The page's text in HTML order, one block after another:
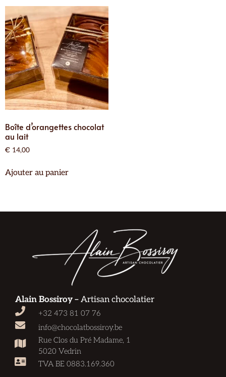
Boîte d’orangettes chocolat
au lait
€ 14,00
Ajouter au panier
Alain Bossiroy – Artisan chocolatier
+32 473 81 07 76
info@chocolatbossiroy.be
Rue Clos du Pré Madame, 1
5020 Vedrin
TVA BE 0883.169.360